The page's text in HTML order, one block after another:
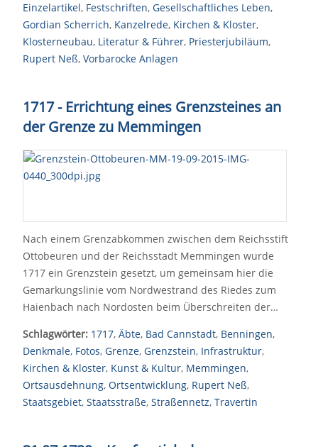
Einzelartikel, Festschriften, Gesellschaftliches Leben,
Gordian Scherrich, Kanzelrede, Kirchen & Kloster,
Klosterneubau, Literatur & Führer, Priesterjubiläum,
Rupert Neß, Vorbarocke Anlagen
1717 - Errichtung eines Grenzsteines an
der Grenze zu Memmingen
Nach einem Grenzabkommen zwischen dem Reichsstift
Ottobeuren und der Reichsstadt Memmingen wurde
1717 ein Grenzstein gesetzt, um gemeinsam hier die
Gemarkungslinie vom Nordwestrand des Riedes zum
Haienbach nach Nordosten beim Überschreiten der…
Schlagwörter: 1717, Äbte, Bad Cannstadt, Benningen,
Denkmale, Fotos, Grenze, Grenzstein, Infrastruktur,
Kirchen & Kloster, Kunst & Kultur, Memmingen,
Ortsausdehnung, Ortsentwicklung, Rupert Neß,
Staatsgebiet, Staatsstraße, Straßennetz, Travertin